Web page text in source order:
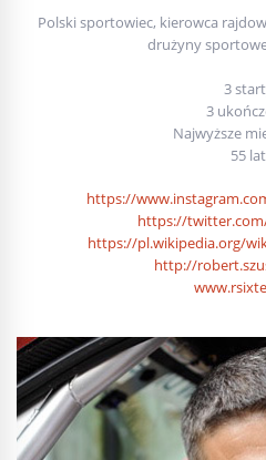
Polski sportowiec, kierowca
drużyny
3
3
Najwyższe
55 lat
https://
https://
https://pl.wikipedia.org/
http://